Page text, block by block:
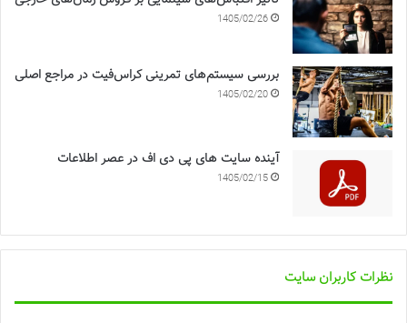
1405/02/26
بررسی سیستم‌های تمرینی کراس‌فیت در مراجع اصلی
1405/02/20
آینده سایت های پی دی اف در عصر اطلاعات
1405/02/15
نظرات کاربران سایت